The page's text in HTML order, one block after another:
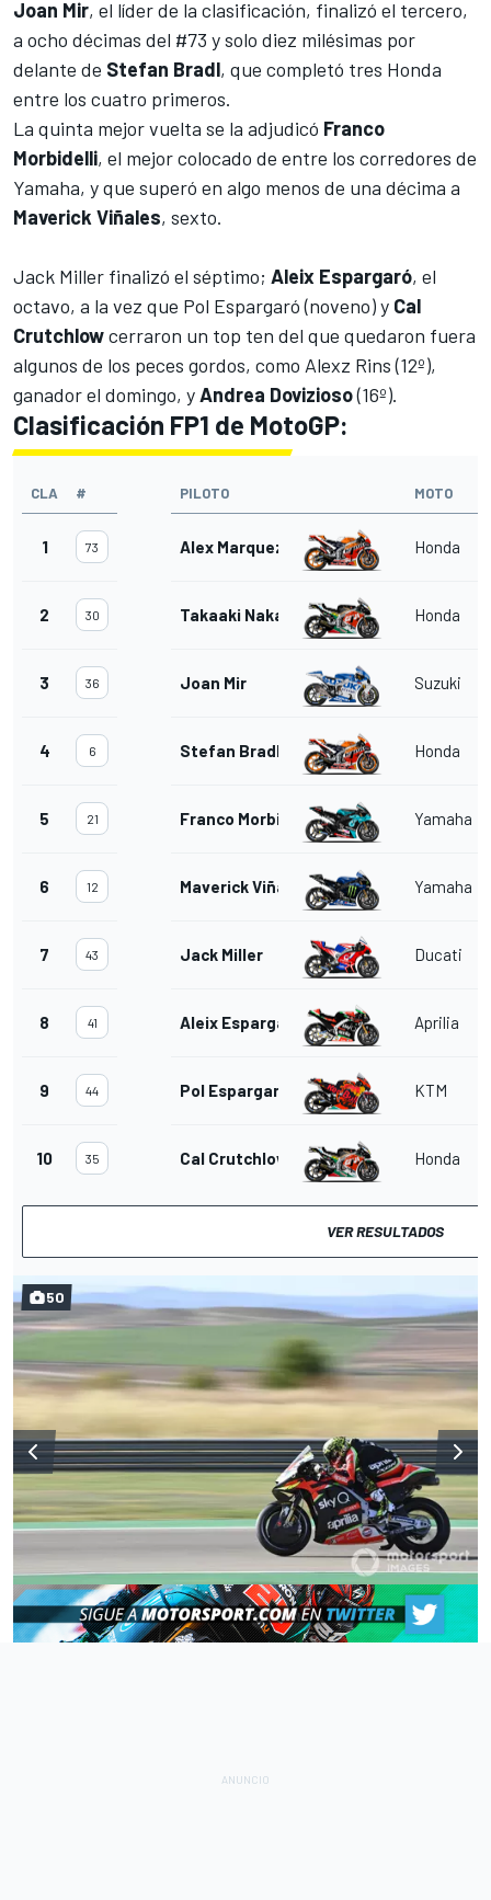
Joan Mir, el líder de la clasificación, finalizó el tercero,
a ocho décimas del #73 y solo diez milésimas por
delante de Stefan Bradl, que completó tres Honda
entre los cuatro primeros.
La quinta mejor vuelta se la adjudicó Franco
Morbidelli, el mejor colocado de entre los corredores de
Yamaha, y que superó en algo menos de una décima a
Maverick Viñales, sexto.
Jack Miller finalizó el séptimo; Aleix Espargaró, el
octavo, a la vez que Pol Espargaró (noveno) y Cal
Crutchlowcerraron un top ten del que quedaron fuera
algunos de los peces gordos, como Alexz Rins (12º),
ganador el domingo, yAndrea Dovizioso(16º).
Clasificación FP1 de MotoGP:
CLA # PILOTO MOTO
1 73 Alex Marquez Honda
2 30 Takaaki Nakagami Honda
3 36 Joan Mir Suzuki
4 6 Stefan Bradl Honda
5 21 Franco Morbidelli Yamaha
6 12 Maverick Viñales Yamaha
7 43 Jack Miller Ducati
8 41 Aleix Espargaro Aprilia
9 44 Pol Espargaro KTM
10 35 Cal Crutchlow Honda
VER RESULTADOS
50